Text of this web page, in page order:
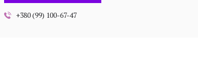
+380 (99) 100-67-47